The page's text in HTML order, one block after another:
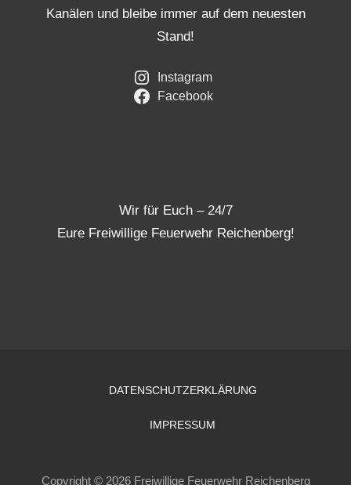
Kanälen und bleibe immer auf dem neuesten
Stand!
Instagram
Facebook
Wir für Euch – 24/7
Eure Freiwillige Feuerwehr Reichenberg!
DATENSCHUTZERKLÄRUNG
IMPRESSUM
Copyright © 2026 Freiwillige Feuerwehr Reichenberg